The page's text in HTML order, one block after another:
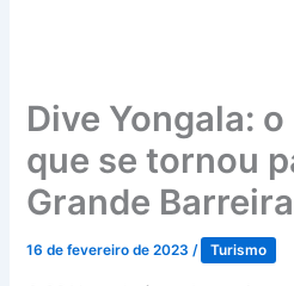
Dive Yongala:
que se tornou
Grande
16 de fevereiro de 2023/ Turismo